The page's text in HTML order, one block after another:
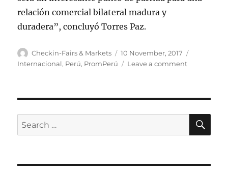
relación comercial bilateral madura y
duradera”, concluyó Torres Paz.
Author
Checkin-Fairs & Markets
Posted
on
10 November, 2017
Internacional, Perú, PromPerú Leave a commenton
abre
sus
puertas
Search
for: